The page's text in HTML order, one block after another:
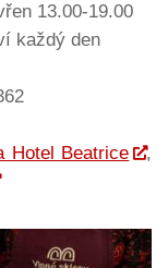
13.00-19.00
každý den
Hotel Beatrice
,